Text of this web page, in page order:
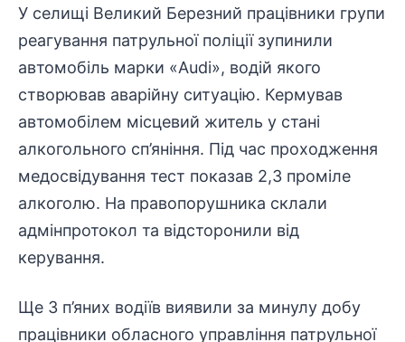
У селищі Великий Березний працівники групи
реагування патрульної поліції зупинили
автомобіль марки «Audi», водій якого
створював аварійну ситуацію. Кермував
автомобілем місцевий житель у стані
алкогольного сп’яніння. Під час проходження
медосвідування тест показав 2,3 проміле
алкоголю. На правопорушника склали
адмінпротокол та відсторонили від
керування.
Ще 3 п’яних водіїв виявили за минулу добу
працівники обласного управління патрульної